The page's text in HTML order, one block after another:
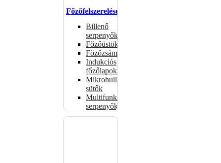
Főzőfelszerelések
Billenő
serpenyők
Főzőüstök
Főzőzsámolyok
Indukciós
főzőlapok
Mikrohullámú
sütők
Multifunkciós
serpenyők